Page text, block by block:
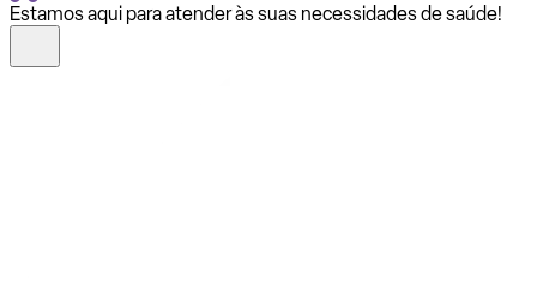
Estamos aqui para atender às suas necessidades de saúde!